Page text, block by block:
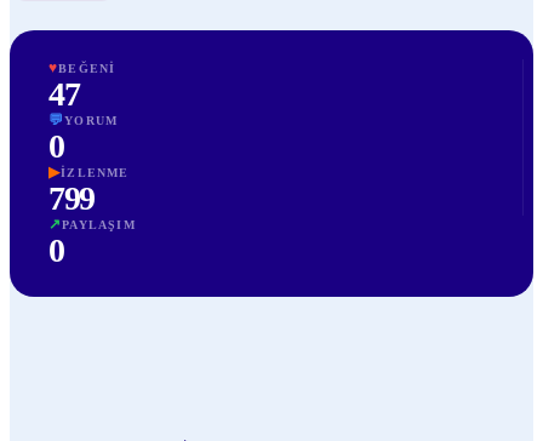
♥BEĞENI
47
💬YORUM
0
▶İZLENME
799
↗PAYLAŞIM
0